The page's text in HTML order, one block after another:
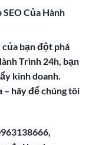
Của Hành
của bạn đột phá
Trình 24h, bạn
kinh doanh.
hãy để chúng tôi